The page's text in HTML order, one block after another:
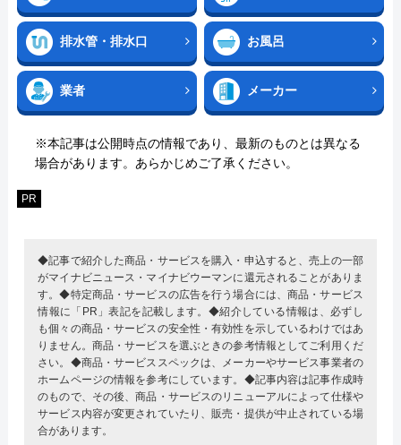
排水管・排水口 お風呂
業者 メーカー
※本記事は公開時点の情報であり、最新のものとは異なる
場合があります。あらかじめご了承ください。
PR
◆記事で紹介した商品・サービスを購入・申込すると、売上の一部
がマイナビニュース・マイナビウーマンに還元されることがありま
す。◆特定商品・サービスの広告を行う場合には、商品・サービス
情報に「PR」表記を記載します。◆紹介している情報は、必ずし
も個々の商品・サービスの安全性・有効性を示しているわけではあ
りません。商品・サービスを選ぶときの参考情報としてご利用くだ
さい。◆商品・サービススペックは、メーカーやサービス事業者の
ホームページの情報を参考にしています。◆記事内容は記事作成時
のもので、その後、商品・サービスのリニューアルによって仕様や
サービス内容が変更されていたり、販売・提供が中止されている場
合があります。